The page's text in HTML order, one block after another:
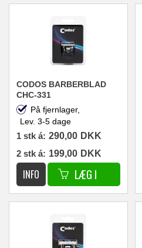
CODOS BARBERBLAD
CHC-331
På fjernlager,
Lev. 3-5 dage
1 stk á: 290,00 DKK
2 stk á: 199,00 DKK